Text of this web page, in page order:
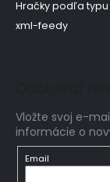
Hračky podľa typu
xml-feedy
Vložte svoj e-
informácie o
Email